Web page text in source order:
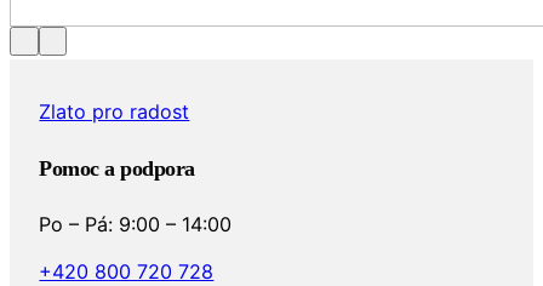
Zlato pro radost
Pomoc a podpora
Po – Pá: 9:00 – 14:00
+420 800 720 728